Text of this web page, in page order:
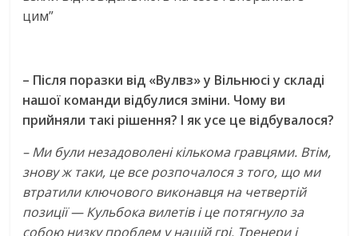
цим”
– Після поразки від «Вулвз» у Вільнюсі у складі
нашої команди відбулися зміни. Чому ви
прийняли такі рішення? І як усе це відбувалося?
– Ми були незадоволені кількома гравцями. Втім,
знову ж таки, це все розпочалося з того, що ми
втратили ключового виконавця на четвертій
позиції — Кульбока вилетів і це потягнуло за
собою низку проблем у нашій грі. Тренери і